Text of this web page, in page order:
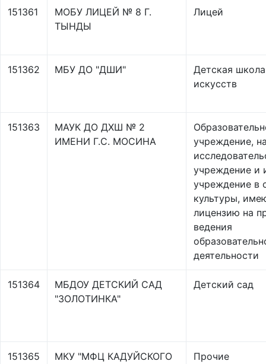
151361
МОБУ ЛИЦЕЙ № 8 Г.
ТЫНДЫ
Лицей
151362 МБУ ДО "ДШИ"
Детская школа
искусств
151363
МАУК ДО ДХШ № 2
ИМЕНИ Г.С. МОСИНА
учреждение,
учреждение и
учреждение в
культуры,
лицензию на
ведения
деятельности
151364
МБДОУ ДЕТСКИЙ САД
"ЗОЛОТИНКА"
Детский сад
151365
МКУ "МФЦ КАДУЙСКОГО
Прочие